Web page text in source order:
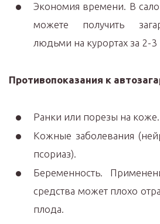
Экономия времени. В
можете получить
людьми на курортах за 2-3
Противопоказания к
Ранки или порезы на коже.
Кожные заболевания
псориаз).
Беременность.
средства может плохо
плода.